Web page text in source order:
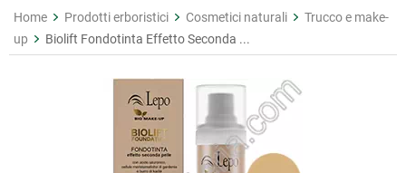
Home Prodotti erboristici Cosmetici naturali
Trucco e make-
up
Biolift Fondotinta Effetto Seconda ...